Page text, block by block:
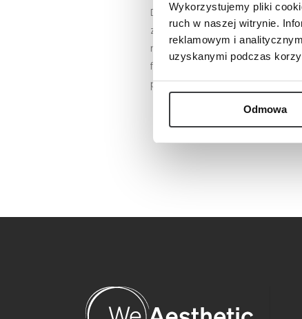
Wykorzystujemy pliki
ruch w naszej witrynie.
reklamowym i
uzyskanymi podczas
Odmowa
Dawniej proces leczenia
zabiegu przeszczepienia
medycyna idzie krok dalej.
farmakoterapią, tak samo
przeszczepionych włosów